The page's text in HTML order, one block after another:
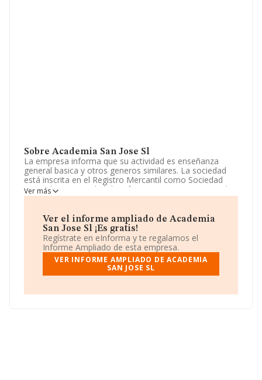
Sobre Academia San Jose Sl
La empresa informa que su actividad es enseñanza
general basica y otros generos similares. La sociedad
está inscrita en el Registro Mercantil como Sociedad
Limitada. La actividad de referencia CNAE corresponde
a 'Educación primaria', cuyo Código es 8520. La
Ha contado con el mismo número de empleados y
según los datos a disposición de INFORMA, ha tenido
un número de empleados por debajo de la media de
sector.
Es posible ponerse en contacto con la empresa a través
web aquí:www.ccsanjose.es.
Ver más
Ver el informe ampliado de Academia
San Jose Sl ¡Es gratis!
Regístrate en eInforma y te regalamos el
Informe Ampliado de esta empresa.
VER INFORME AMPLIADO DE ACADEMIA
SAN JOSE SL